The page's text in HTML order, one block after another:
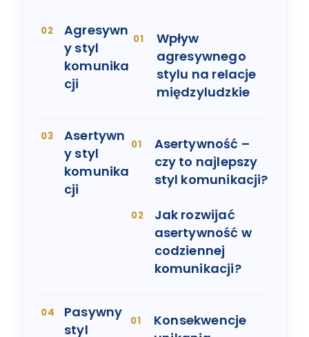
Agresywn
y styl
komunika
cji
Wpływ
agresywnego
stylu na relacje
międzyludzkie
Asertywn
y styl
komunika
cji
Asertywność –
czy to najlepszy
styl komunikacji?
Jak rozwijać
asertywność w
codziennej
komunikacji?
Pasywny
styl
Konsekwencje